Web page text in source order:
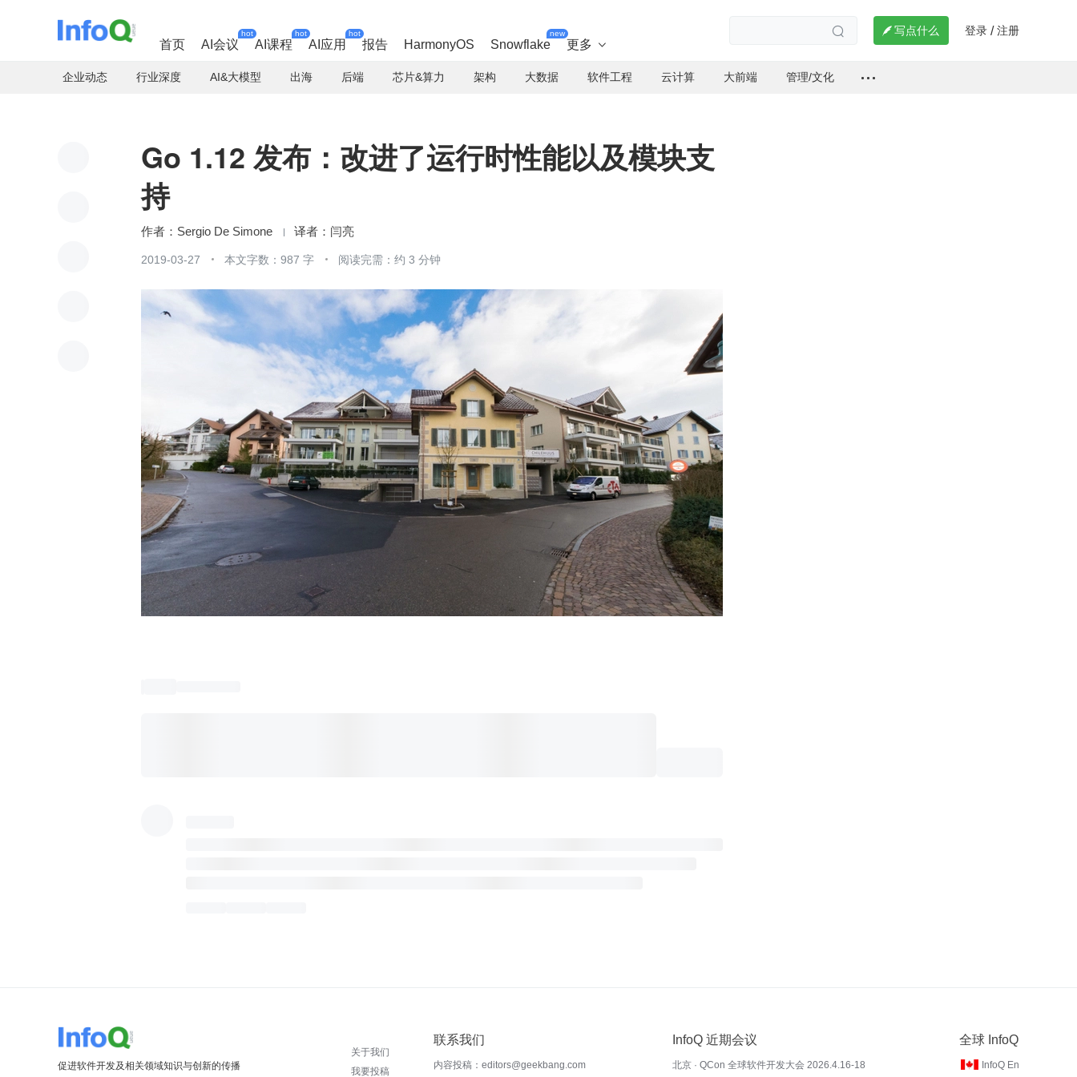
首页 AI会议
hot
AI课程
hot
AI应用
hot
报告 HarmonyOS Snowflake
new
更多 
  写点什么 登录 / 注册
企业动态 行业深度 AI&大模型 出海 后端 芯片&算力 架构 大数据 软件工程 云计算 大前端 管理/文化
Go 1.12 发布：改进了运行时性能以及模块支
持
Sergio De Simone 闫亮
2019-03-27 本文字数：987 字 阅读完需：约 3 分钟
促进软件开发及相关领域知识与创新的传播
关于我们
我要投稿
联系我们
内容投稿：editors@geekbang.com
InfoQ 近期会议
北京 · QCon 全球软件开发大会 2026.4.16-18
全球 InfoQ
InfoQ En